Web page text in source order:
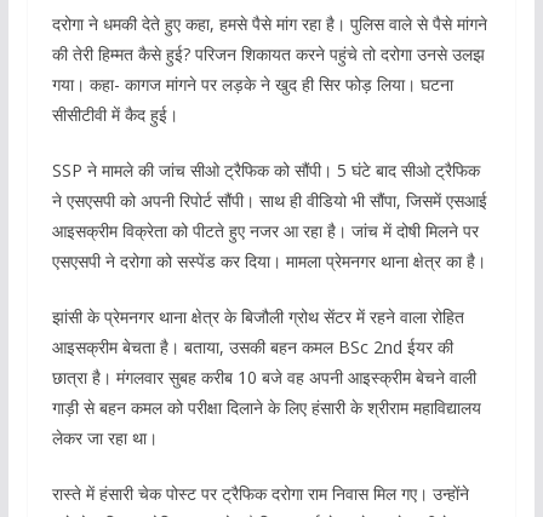
दरोगा ने धमकी देते हुए कहा, हमसे पैसे मांग रहा है। पुलिस वाले से पैसे मांगने
की तेरी हिम्मत कैसे हुई? परिजन शिकायत करने पहुंचे तो दरोगा उनसे उलझ
गया। कहा- कागज मांगने पर लड़के ने खुद ही सिर फोड़ लिया। घटना
सीसीटीवी में कैद हुई।
SSP ने मामले की जांच सीओ ट्रैफिक को सौंपी। 5 घंटे बाद सीओ ट्रैफिक
ने एसएसपी को अपनी रिपोर्ट सौंपी। साथ ही वीडियो भी सौंपा, जिसमें एसआई
आइसक्रीम विक्रेता को पीटते हुए नजर आ रहा है। जांच में दोषी मिलने पर
एसएसपी ने दरोगा को सस्पेंड कर दिया। मामला प्रेमनगर थाना क्षेत्र का है।
झांसी के प्रेमनगर थाना क्षेत्र के बिजौली ग्रोथ सेंटर में रहने वाला रोहित
आइसक्रीम बेचता है। बताया, उसकी बहन कमल BSc 2nd ईयर की
छात्रा है। मंगलवार सुबह करीब 10 बजे वह अपनी आइस्क्रीम बेचने वाली
गाड़ी से बहन कमल को परीक्षा दिलाने के लिए हंसारी के श्रीराम महाविद्यालय
लेकर जा रहा था।
रास्ते में हंसारी चेक पोस्ट पर ट्रैफिक दरोगा राम निवास मिल गए। उन्होंने